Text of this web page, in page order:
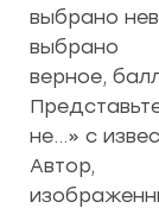
выбрано
выбрано
верное,
не…» с
Автор,